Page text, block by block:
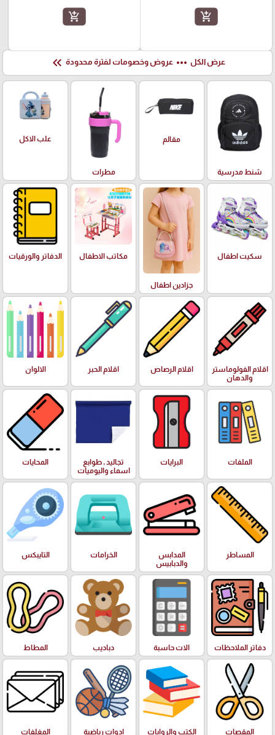
add_shopping_cart
add_shopping_cart
عرض الكل more_horiz عروض وخصومات لفترة محدودة keyboard_double_arrow_left
شنط مدرسية
مقالم
مطرات
علب الاكل
سكيت اطفال
جزادين اطفال
مكاتب الاطفال الدفاتر والورقيات
اقلام الفولوماستر
والدهان
اقلام الرصاص اقلام الحبر الالوان
الملفات البرايات
تجاليد , طوابع
اسماء واليوميات
المحايات
المساطر
المدابس
والدبابيس
الخرامات التايبكس
دفاتر الملاحظات الات حاسبة دباديب المطاط
المقصات الكتب والروايات ادوات رياضية المغلفات